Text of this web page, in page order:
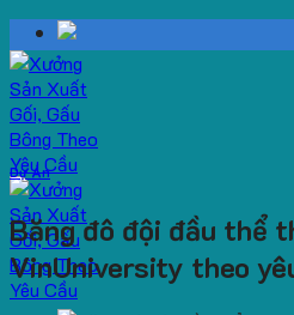
Skip
to
content
Dự Án
Băng đô đội đầu thể
VinUniversity theo